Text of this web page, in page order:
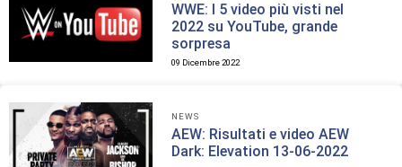
WWE: I 5 video più visti nel
2022 su YouTube, grande
sorpresa
09 Dicembre 2022
NEWS
AEW: Risultati e video AEW
Dark: Elevation 13-06-2022